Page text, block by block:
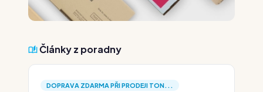
Články z poradny
DOPRAVA ZDARMA PŘI PRODEJI TON...